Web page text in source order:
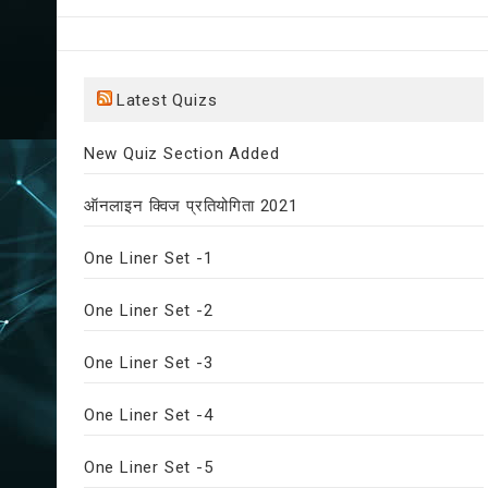
Latest Quizs
New Quiz Section Added
ऑनलाइन क्विज प्रतियोगिता 2021
One Liner Set -1
One Liner Set -2
One Liner Set -3
One Liner Set -4
One Liner Set -5